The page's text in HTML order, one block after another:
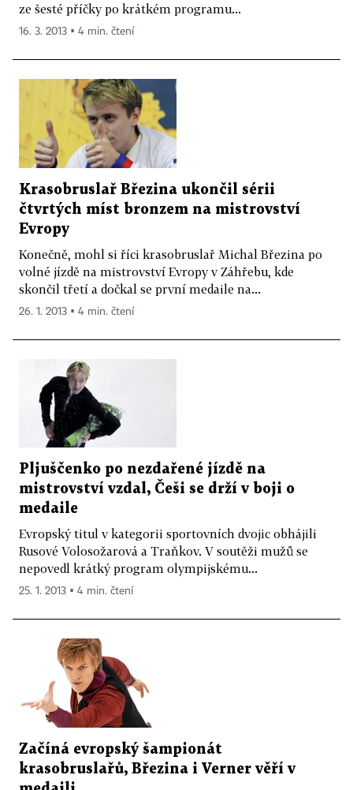
ze šesté příčky po krátkém programu...
16. 3. 2013 ▪ 4 min. čtení
Krasobruslař Březina ukončil sérii
čtvrtých míst bronzem na mistrovství
Evropy
Konečně, mohl si říci krasobruslař Michal Březina po
volné jízdě na mistrovství Evropy v Záhřebu, kde
skončil třetí a dočkal se první medaile na...
26. 1. 2013 ▪ 4 min. čtení
Pljuščenko po nezdařené jízdě na
mistrovství vzdal, Češi se drží v boji o
medaile
Evropský titul v kategorii sportovních dvojic obhájili
Rusové Volosožarová a Traňkov. V soutěži mužů se
nepovedl krátký program olympijskému...
25. 1. 2013 ▪ 4 min. čtení
Začíná evropský šampionát
krasobruslařů, Březina i Verner věří v